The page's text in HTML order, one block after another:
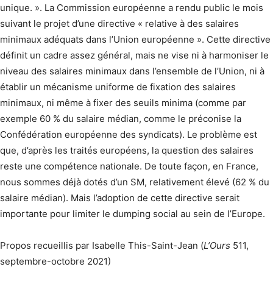
unique. ». La Commission européenne a rendu public le mois
suivant le projet d’une directive « relative à des salaires
minimaux adéquats dans l’Union européenne ». Cette directive
définit un cadre assez général, mais ne vise ni à harmoniser le
niveau des salaires minimaux dans l’ensemble de l’Union, ni à
établir un mécanisme uniforme de fixation des salaires
minimaux, ni même à fixer des seuils minima (comme par
exemple 60 % du salaire médian, comme le préconise la
Confédération européenne des syndicats). Le problème est
que, d’après les traités européens, la question des salaires
reste une compétence nationale. De toute façon, en France,
nous sommes déjà dotés d’un SM, relativement élevé (62 % du
salaire médian). Mais l’adoption de cette directive serait
importante pour limiter le dumping social au sein de l’Europe.
Propos recueillis par Isabelle This-Saint-Jean (L’Ours 511,
septembre-octobre 2021)